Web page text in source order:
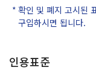
확인 및 폐지 고시된
구입하시면 됩니다.
인용표준